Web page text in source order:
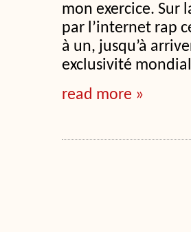
mon exercice. Sur
par l’internet rap
à un, jusqu’à
exclusivité
read more »